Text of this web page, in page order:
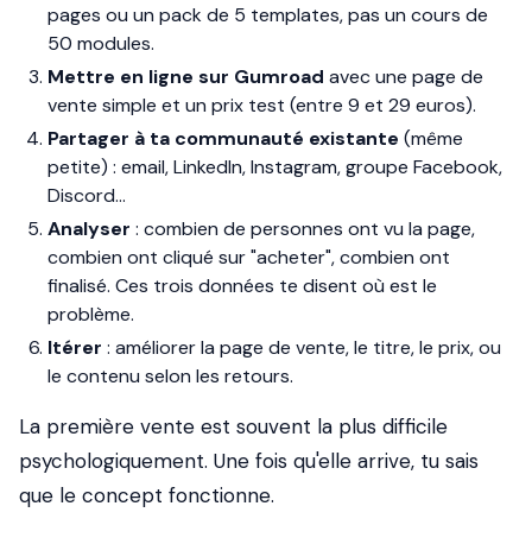
pages ou un pack de 5 templates, pas un cours de
50 modules.
Mettre en ligne sur Gumroad avec une page de
vente simple et un prix test (entre 9 et 29 euros).
Partager à ta communauté existante (même
petite) : email, LinkedIn, Instagram, groupe Facebook,
Discord...
Analyser : combien de personnes ont vu la page,
combien ont cliqué sur "acheter", combien ont
finalisé. Ces trois données te disent où est le
problème.
Itérer : améliorer la page de vente, le titre, le prix, ou
le contenu selon les retours.
La première vente est souvent la plus difficile
psychologiquement. Une fois qu'elle arrive, tu sais
que le concept fonctionne.